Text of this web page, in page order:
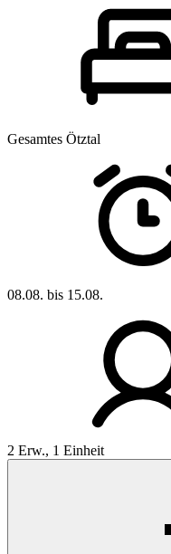
Gesamtes Ötztal
08.08. bis 15.08.
2 Erw., 1 Einheit